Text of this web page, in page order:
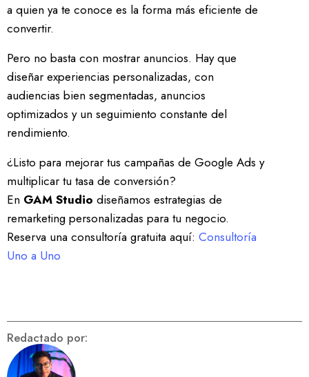
a quien ya te conoce es la forma más eficiente de
convertir.
Pero no basta con mostrar anuncios. Hay que
diseñar experiencias personalizadas, con
audiencias bien segmentadas, anuncios
optimizados y un seguimiento constante del
rendimiento.
¿Listo para mejorar tus campañas de Google Ads y
multiplicar tu tasa de conversión?
En GAM Studio diseñamos estrategias de
remarketing personalizadas para tu negocio.
Reserva una consultoría gratuita aquí: Consultoría
Uno a Uno
Redactado por: